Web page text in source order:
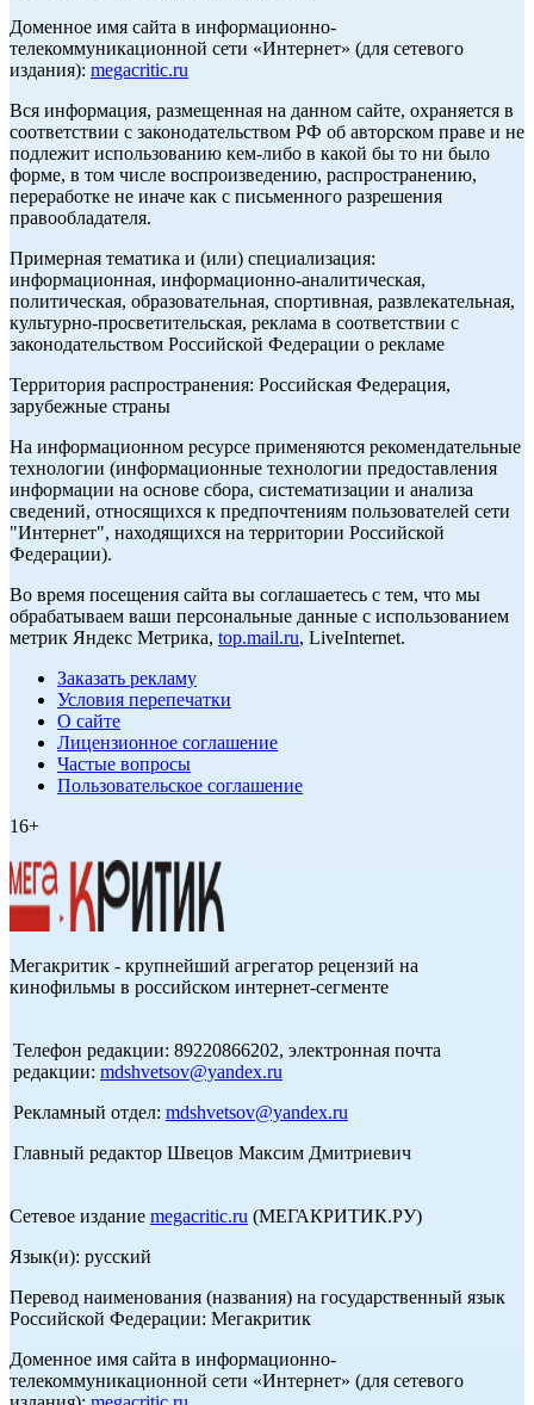
Доменное имя сайта в информационно-
телекоммуникационной сети «Интернет» (для сетевого
издания): megacritic.ru
Вся информация, размещенная на данном сайте, охраняется в
соответствии с законодательством РФ об авторском праве и не
подлежит использованию кем-либо в какой бы то ни было
форме, в том числе воспроизведению, распространению,
переработке не иначе как с письменного разрешения
правообладателя.
Примерная тематика и (или) специализация:
информационная, информационно-аналитическая,
политическая, образовательная, спортивная, развлекательная,
культурно-просветительская, реклама в соответствии с
законодательством Российской Федерации о рекламе
Территория распространения: Российская Федерация,
зарубежные страны
На информационном ресурсе применяются рекомендательные
технологии (информационные технологии предоставления
информации на основе сбора, систематизации и анализа
сведений, относящихся к предпочтениям пользователей сети
"Интернет", находящихся на территории Российской
Федерации).
Во время посещения сайта вы соглашаетесь с тем, что мы
обрабатываем ваши персональные данные с использованием
метрик Яндекс Метрика, top.mail.ru, LiveInternet.
Заказать рекламу
Условия перепечатки
О сайте
Лицензионное соглашение
Частые вопросы
Пользовательское соглашение
16+
Мегакритик - крупнейший агрегатор рецензий на
кинофильмы в российском интернет-сегменте
Телефон редакции: 89220866202, электронная почта
редакции: mdshvetsov@yandex.ru
Рекламный отдел: mdshvetsov@yandex.ru
Главный редактор Швецов Максим Дмитриевич
Сетевое издание megacritic.ru (МЕГАКРИТИК.РУ)
Язык(и): русский
Перевод наименования (названия) на государственный язык
Российской Федерации: Мегакритик
Доменное имя сайта в информационно-
телекоммуникационной сети «Интернет» (для сетевого